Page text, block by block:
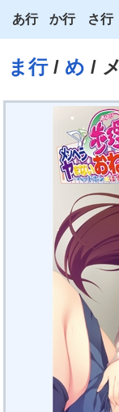
ま行/ め / メン
あ行
い
か行
き
く
け
こ
さ行
し
す
せ
そ